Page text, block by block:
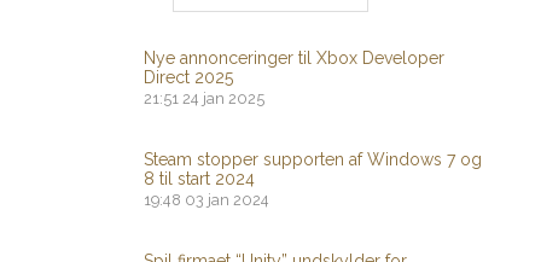
Nye annonceringer til Xbox Developer
Direct 2025
21:51 24 jan 2025
Steam stopper supporten af ​​Windows 7 og
8 til start 2024
19:48 03 jan 2024